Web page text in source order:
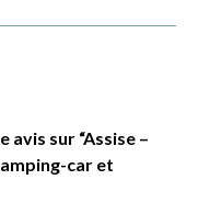
sur “Assise –
car et